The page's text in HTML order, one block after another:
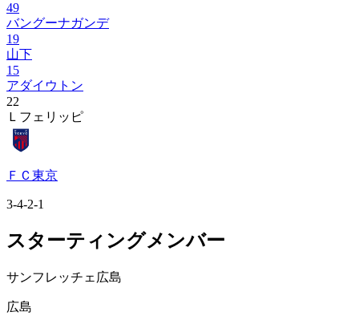
49
バングーナガンデ
19
山下
15
アダイウトン
22
Ｌフェリッピ
ＦＣ東京
3-4-2-1
スターティングメンバー
サンフレッチェ広島
広島